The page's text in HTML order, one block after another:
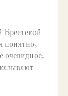
Брестской
понятно,
очевидное,